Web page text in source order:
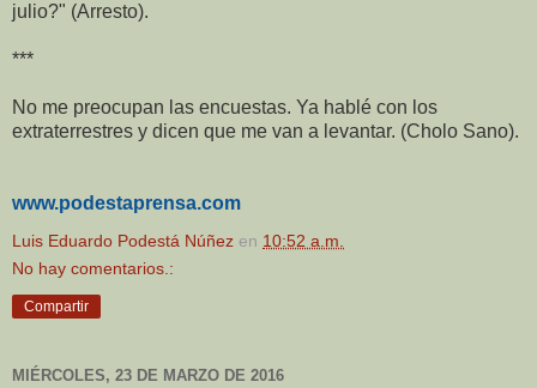
julio?" (Arresto).
***
No me preocupan las encuestas. Ya hablé con los
extraterrestres y dicen que me van a levantar. (Cholo Sano).
www.podestaprensa.com
Luis Eduardo Podestá Núñez en 10:52 a.m.
No hay comentarios.:
Compartir
MIÉRCOLES, 23 DE MARZO DE 2016